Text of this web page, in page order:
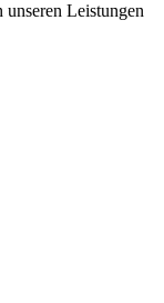
Leistungen